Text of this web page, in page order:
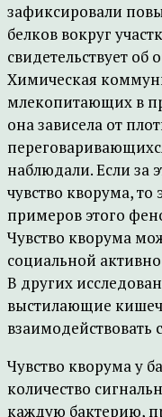
зафиксировали
белков вокруг
свидетельствует
Химическая
млекопитающих в
она зависела от
наблюдали. Если за
чувство кворума,
примеров этого
Чувство кворума
социальной
В других
выстилающие
Чувство кворума у
количество
каждую бактерию,